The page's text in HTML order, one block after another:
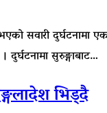
सवारी दुर्घटनामा
सुरुङ्गाबाट…
भिड्दै